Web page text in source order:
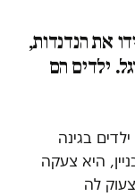
את הנדנדות,
ילדים הם
בגינה
היא צעקה
לה